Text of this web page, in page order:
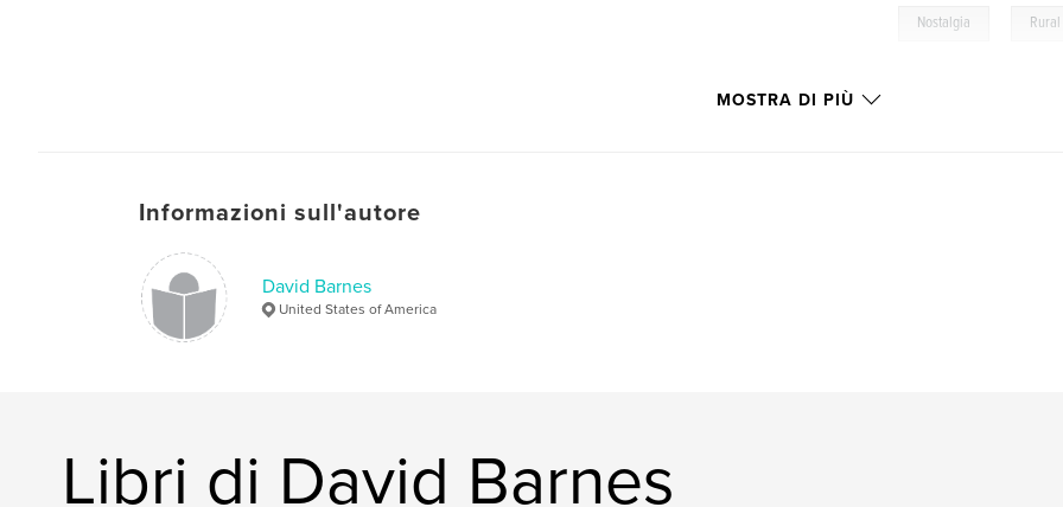
Nostalgia
MOSTRA DI PIÙ
Informazioni sull'autore
David Barnes
United States of America
Libri di David Barnes